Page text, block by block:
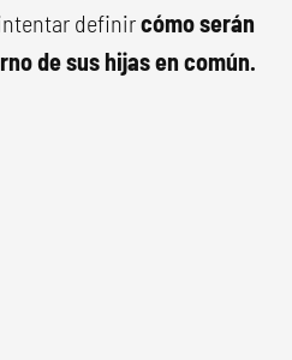
definircómo serán
de sus hijas en común.